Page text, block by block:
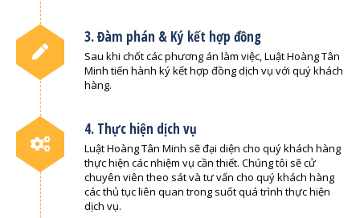
3. Đàm phán & Ký kết hợp đồng
Sau khi chốt các phương án làm việc, Luật Hoàng Tân
Minh tiến hành ký kết hợp đồng dịch vụ với quý khách
hàng.
4. Thực hiện dịch vụ
Luật Hoàng Tân Minh sẽ đại diện cho quý khách hàng
thực hiện các nhiệm vụ cần thiết. Chúng tôi sẽ cử
chuyên viên theo sát và tư vấn cho quý khách hàng
các thủ tục liên quan trong suốt quá trình thực hiện
dịch vụ.